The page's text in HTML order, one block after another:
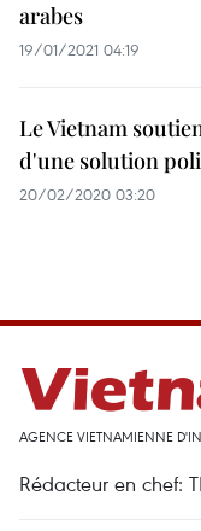
arabes
19/01/2021 04:19
Le Vietnam
d'une solution
20/02/2020 03:20
AGENCE VIETNAMIENNE
Rédacteur en chef: